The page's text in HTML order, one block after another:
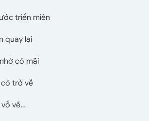
triền miên
quay lại
cô mãi
trở về
vỗ về…